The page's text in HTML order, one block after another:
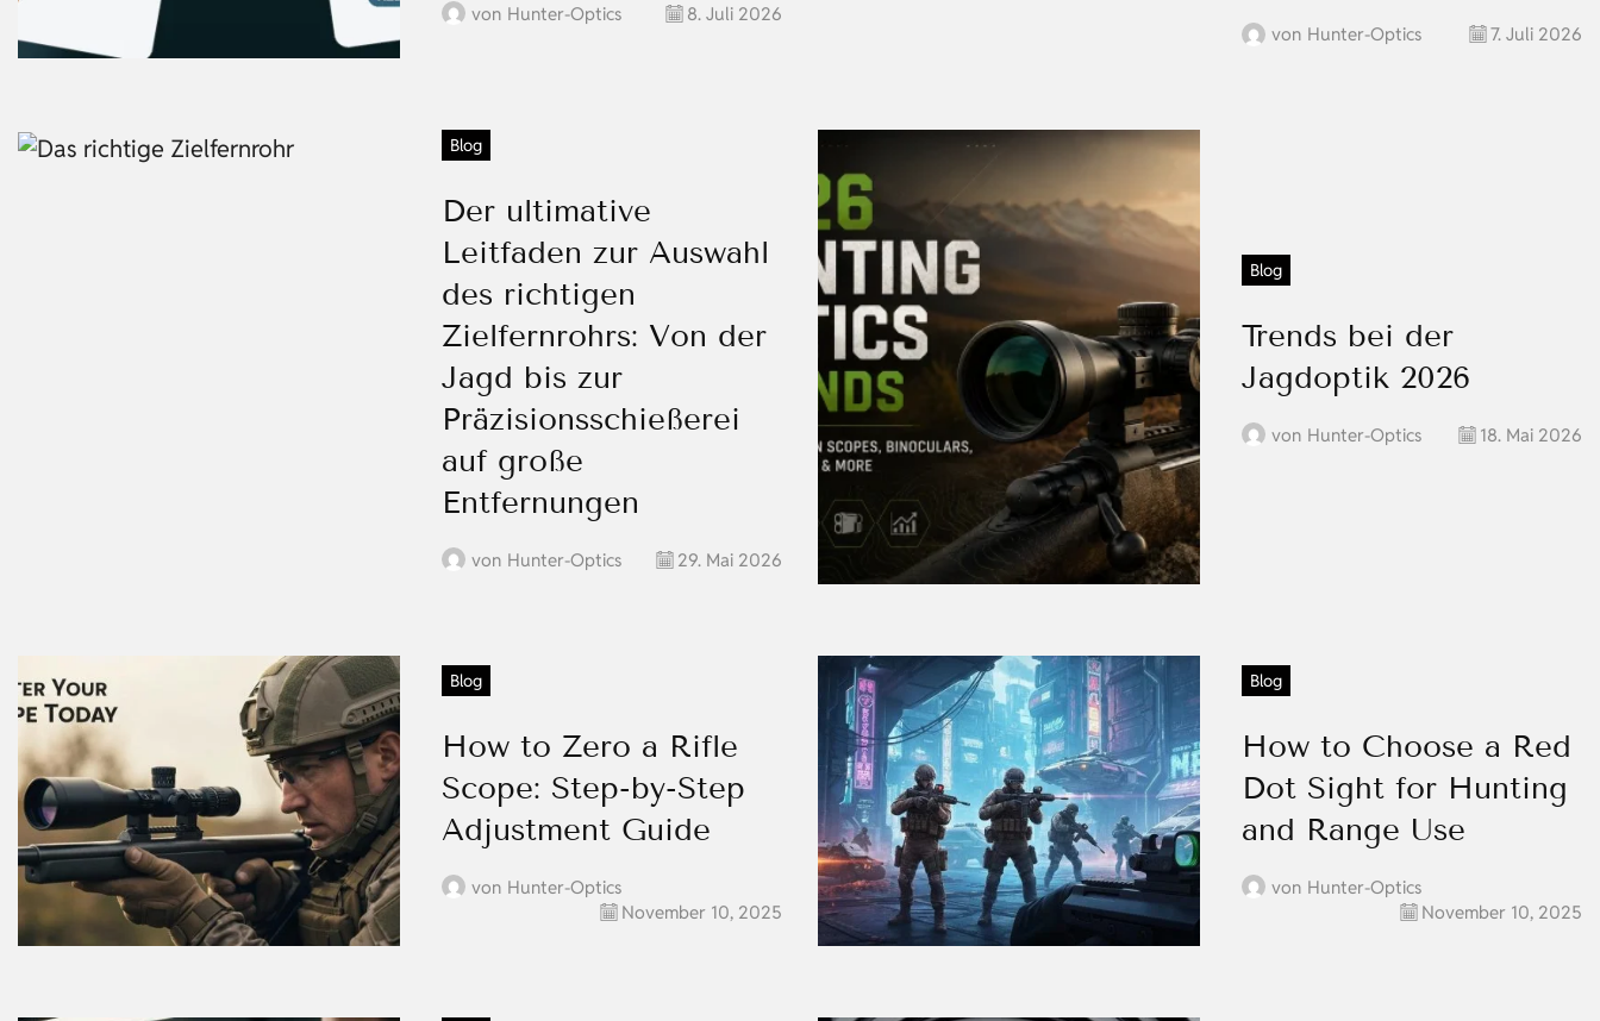
von Hunter-Optics 8. Juli 2026
von Hunter-Optics 7. Juli 2026
Blog
Der ultimative
Leitfaden zur Auswahl
des richtigen
Zielfernrohrs: Von der
Jagd bis zur
Präzisionsschießerei
auf große
Entfernungen
von Hunter-Optics 29. Mai 2026
Blog
Trends bei der
Jagdoptik 2026
von Hunter-Optics 18. Mai 2026
Blog
How to Zero a Rifle
Scope: Step-by-Step
Adjustment Guide
von Hunter-Optics
November 10, 2025
Blog
How to Choose a Red
Dot Sight for Hunting
and Range Use
von Hunter-Optics
November 10, 2025